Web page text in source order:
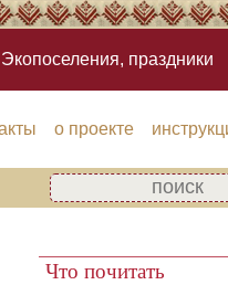
Экопоселения, праздники
о проекте
Что почитать